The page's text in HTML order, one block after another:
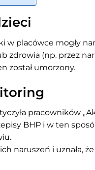
w placówce mogły
zdrowia (np. przez
został umorzony.
pracowników
BHP i w ten
naruszeń i uznała,